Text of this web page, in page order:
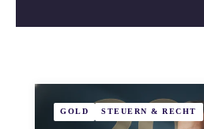
GOLD STEUERN & RECHT